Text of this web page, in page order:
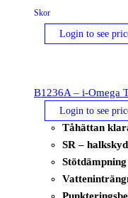
FO
Skor
Login to see
B1236A – i-Omega
Login to see
Tåhättan
SR –